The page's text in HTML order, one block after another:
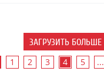
ЗАГРУЗИТЬ БОЛЬШЕ
1 2 3 4 5 ...